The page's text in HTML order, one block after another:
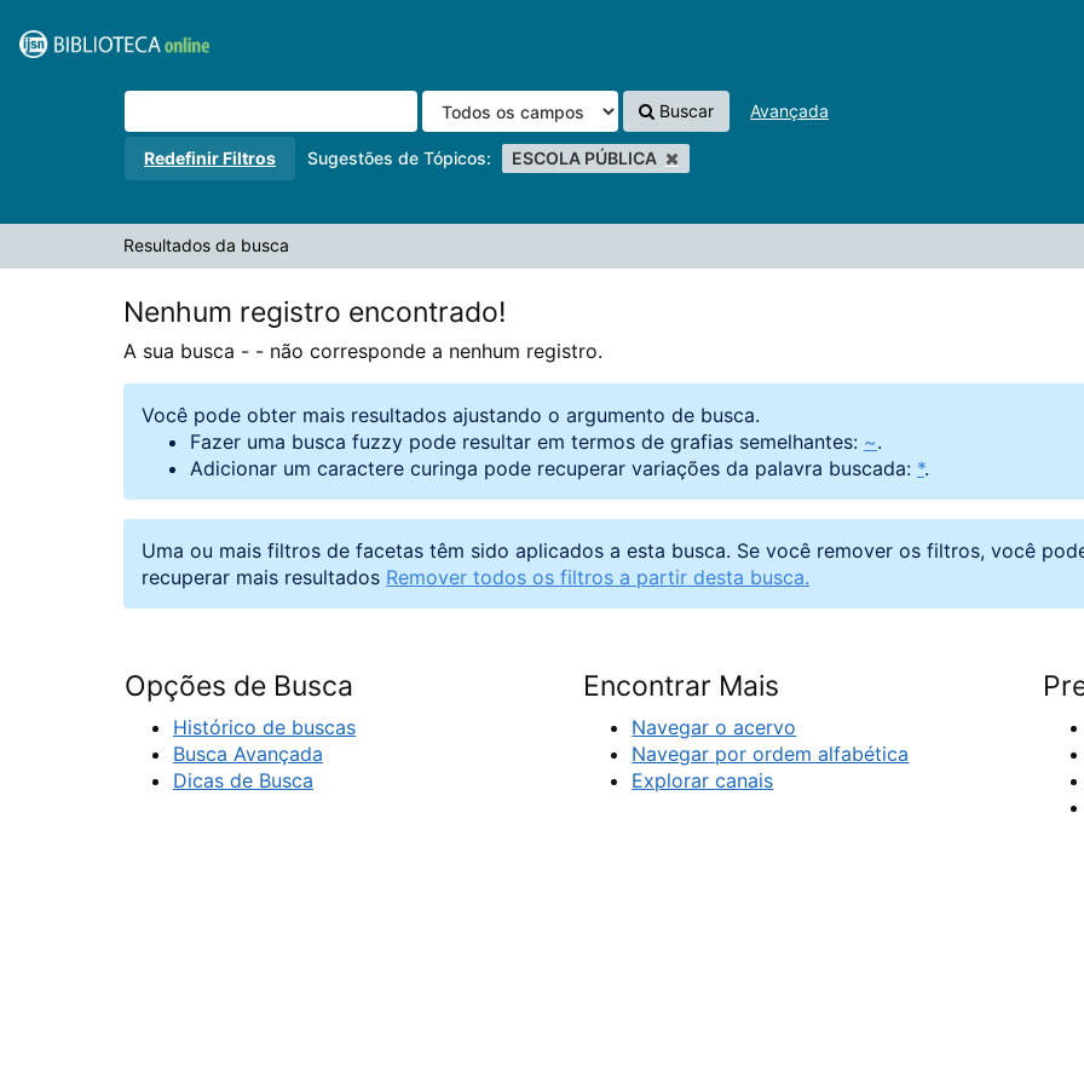
VuFind
Buscar Avançada
Redefinir Filtros Sugestões de Tópicos: ESCOLA PÚBLICA
Resultados da busca
Nenhum registro encontrado!
A sua busca - - não corresponde a nenhum registro.
Você pode obter mais resultados ajustando o argumento de busca.
Fazer uma busca fuzzy pode resultar em termos de grafias semelhantes: ~.
Adicionar um caractere curinga pode recuperar variações da palavra buscada: *.
Uma ou mais filtros de facetas têm sido aplicados a esta busca. Se você remover os filtros, você
recuperar mais resultados Remover todos os filtros a partir desta busca.
Opções de Busca
Histórico de buscas
Busca Avançada
Dicas de Busca
Encontrar Mais
Navegar o acervo
Navegar por ordem alfabética
Explorar canais